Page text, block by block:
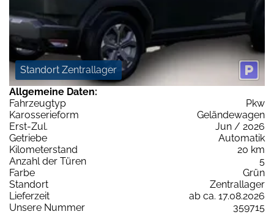
Standort Zentrallager
Allgemeine Daten:
Fahrzeugtyp
Pkw
Karosserieform
Geländewagen
Erst-Zul.
Jun / 2026
Getriebe
Automatik
Kilometerstand
20 km
Anzahl der Türen
5
Farbe
Grün
Standort
Zentrallager
Lieferzeit
ab ca. 17.08.2026
Unsere Nummer
359715